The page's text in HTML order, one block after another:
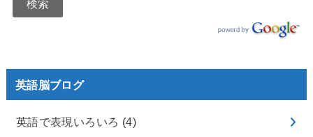
英語脳ブログ
英語で表現いろいろ (4)